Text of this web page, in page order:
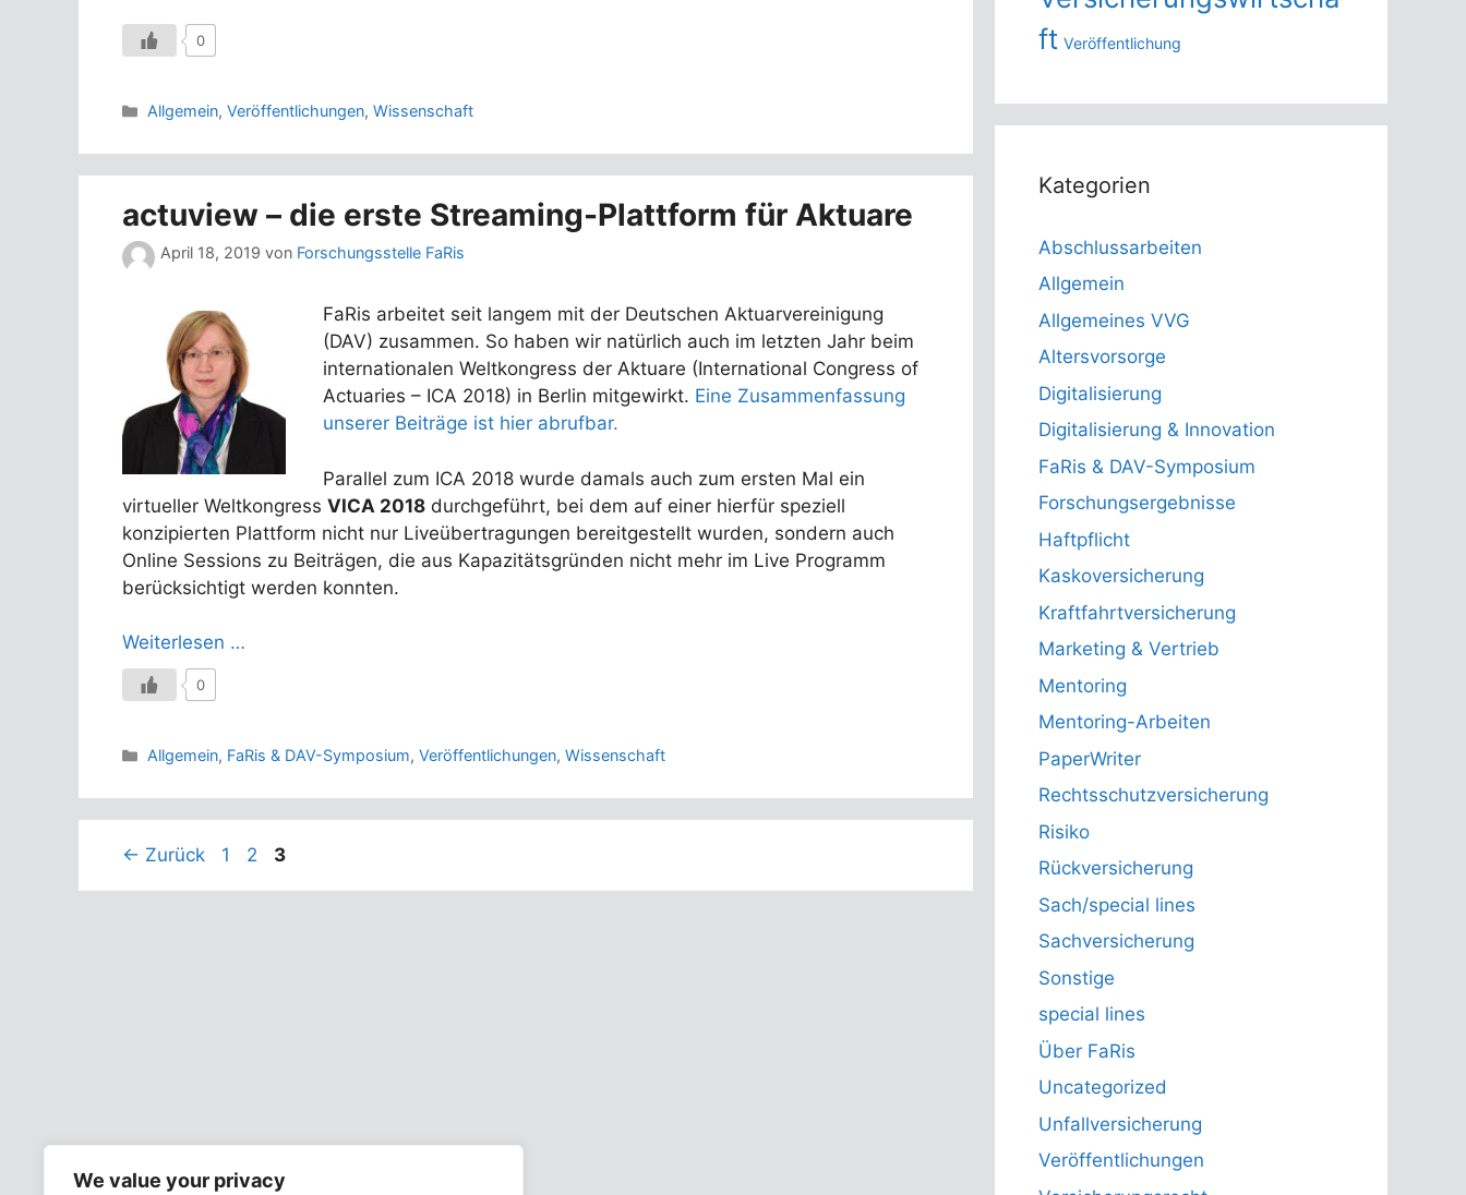
We value your privacy
0
Kategorien
Allgemein,Veröffentlichungen,Wissenschaft
actuview – die erste Streaming-Plattform für Aktuare
April 18, 2019 von Forschungsstelle FaRis
FaRis arbeitet seit langem mit der Deutschen Aktuarvereinigung
(DAV) zusammen. So haben wir natürlich auch im letzten Jahr beim
internationalen Weltkongress der Aktuare (International Congress of
Actuaries – ICA 2018) in Berlin mitgewirkt. Eine Zusammenfassung
unserer Beiträge ist hier abrufbar.
Parallel zum ICA 2018 wurde damals auch zum ersten Mal ein
virtueller Weltkongress VICA 2018 durchgeführt, bei dem auf einer hierfür speziell
konzipierten Plattform nicht nur Liveübertragungen bereitgestellt wurden, sondern auch
Online Sessions zu Beiträgen, die aus Kapazitätsgründen nicht mehr im Live Programm
berücksichtigt werden konnten.
Weiterlesen …
0
Kategorien
Allgemein, FaRis & DAV-Symposium,Veröffentlichungen,Wissenschaft
← Zurück Seite
1 Seite
2 Seite
3
ft Veröffentlichung
Kategorien
Abschlussarbeiten
Allgemein
Allgemeines VVG
Altersvorsorge
Digitalisierung
Digitalisierung & Innovation
FaRis & DAV-Symposium
Forschungsergebnisse
Haftpflicht
Kaskoversicherung
Kraftfahrtversicherung
Marketing & Vertrieb
Mentoring
Mentoring-Arbeiten
PaperWriter
Rechtsschutzversicherung
Risiko
Rückversicherung
Sach/special lines
Sachversicherung
Sonstige
special lines
Über FaRis
Uncategorized
Unfallversicherung
Veröffentlichungen